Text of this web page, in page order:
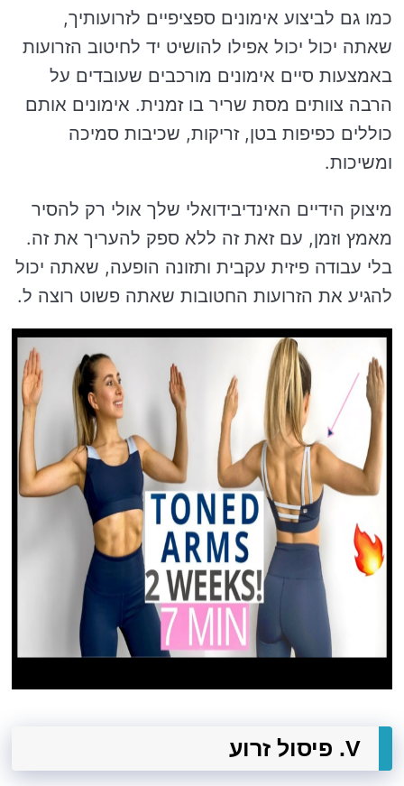
כמו גם לביצוע אימונים ספציפיים לזרועותיך,
שאתה יכול יכול אפילו להושיט יד לחיטוב הזרועות
באמצעות סיים אימונים מורכבים שעובדים על
הרבה צוותים מסת שריר בו זמנית. אימונים אותם
כוללים כפיפות בטן, זריקות, שכיבות סמיכה
ומשיכות.
מיצוק הידיים האינדיבידואלי שלך אולי רק להסיר
מאמץ וזמן, עם זאת זה ללא ספק להעריך את זה.
בלי עבודה פיזית עקבית ותזונה הופעה, שאתה יכול
להגיע את הזרועות החטובות שאתה פשוט רוצה ל.
V. פיסול זרוע